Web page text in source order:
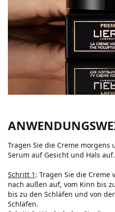
Tragen Sie die Creme morgens
Serum auf Gesicht und Hals auf.
Schritt 1 : Tragen Sie die Creme
nach außen auf, vom Kinn bis
bis zu den Schläfen und von
Schläfen.